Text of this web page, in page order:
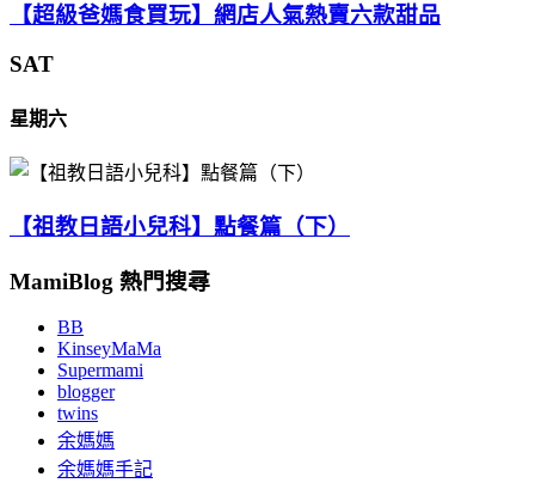
【超級爸媽食買玩】網店人氣熱賣六款甜品
SAT
星期六
【祖教日語小兒科】點餐篇（下）
MamiBlog 熱門搜尋
BB
KinseyMaMa
Supermami
blogger
twins
余媽媽
余媽媽手記